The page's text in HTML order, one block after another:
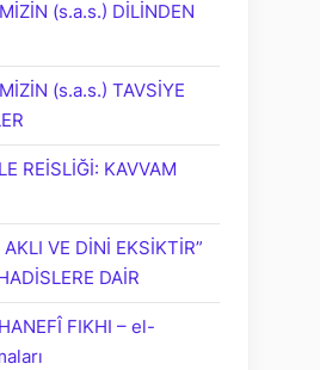
(s.a.s.) DİLİNDEN
(s.a.s.) TAVSİYE
REİSLİĞİ: KAVVAM
VE DİNİ EKSİKTİR”
DAİR
FIKHI – el-